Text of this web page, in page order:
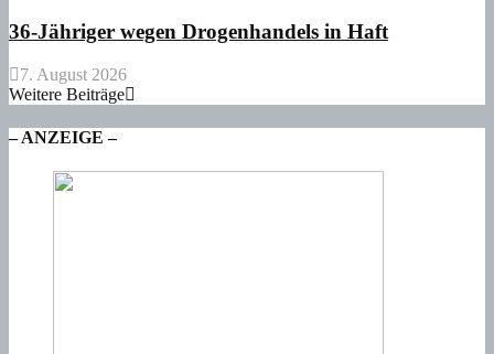
36-Jähriger wegen Drogenhandels in Haft
7. August 2026
Weitere Beiträge
– ANZEIGE –